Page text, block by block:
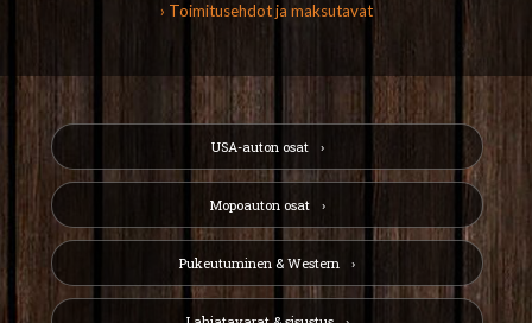
› Toimitusehdot ja maksutavat
USA-auton osat
Mopoauton osat
Pukeutuminen & Western